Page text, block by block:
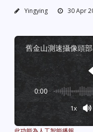
Yingying 30 Apr
舊金山測速攝像頭
0:00
1x